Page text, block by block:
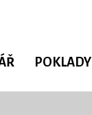
POKLADY